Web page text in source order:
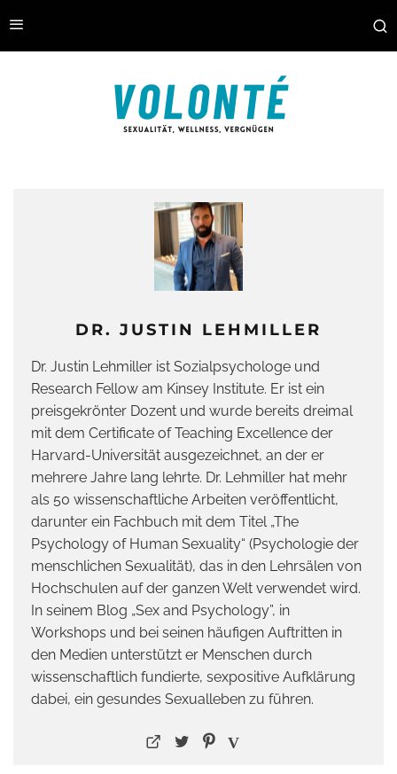
DR. JUSTIN LEHMILLER
Dr. Justin Lehmiller ist Sozialpsychologe und
Research Fellow am Kinsey Institute. Er ist ein
preisgekrönter Dozent und wurde bereits dreimal
mit dem Certificate of Teaching Excellence der
Harvard-Universität ausgezeichnet, an der er
mehrere Jahre lang lehrte. Dr. Lehmiller hat mehr
als 50 wissenschaftliche Arbeiten veröffentlicht,
darunter ein Fachbuch mit dem Titel „The
Psychology of Human Sexuality“ (Psychologie der
menschlichen Sexualität), das in den Lehrsälen von
Hochschulen auf der ganzen Welt verwendet wird.
In seinem Blog „Sex and Psychology”, in
Workshops und bei seinen häufigen Auftritten in
den Medien unterstützt er Menschen durch
wissenschaftlich fundierte, sexpositive Aufklärung
dabei, ein gesundes Sexualleben zu führen.